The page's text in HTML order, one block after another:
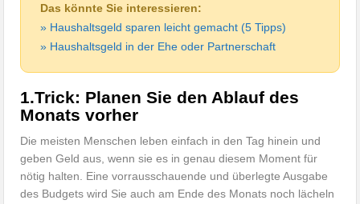
Das könnte Sie interessieren:
» Haushaltsgeld sparen leicht gemacht (5 Tipps)
» Haushaltsgeld in der Ehe oder Partnerschaft
1.Trick: Planen Sie den Ablauf des
Monats vorher
Die meisten Menschen leben einfach in den Tag hinein und
geben Geld aus, wenn sie es in genau diesem Moment für
nötig halten. Eine vorrausschauende und überlegte Ausgabe
des Budgets wird Sie auch am Ende des Monats noch lächeln